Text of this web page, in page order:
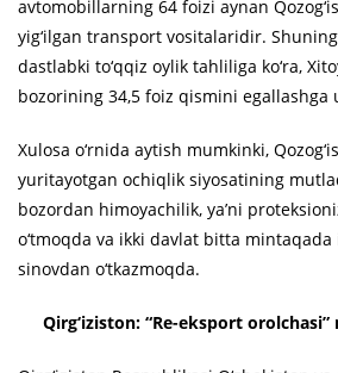
avtomobillarning 64 foizi aynan
yig‘ilgan transport vositalaridir.
dastlabki to‘qqiz oylik tahliliga ko‘ra,
bozorining 34,5 foiz qismini egallashga
Xulosa o‘rnida aytish mumkinki,
yuritayotgan ochiqlik siyosatining
bozordan himoyachilik, ya’ni
o‘tmoqda va ikki davlat bitta
sinovdan o‘tkazmoqda.
Qirg‘iziston: “Re-eksport